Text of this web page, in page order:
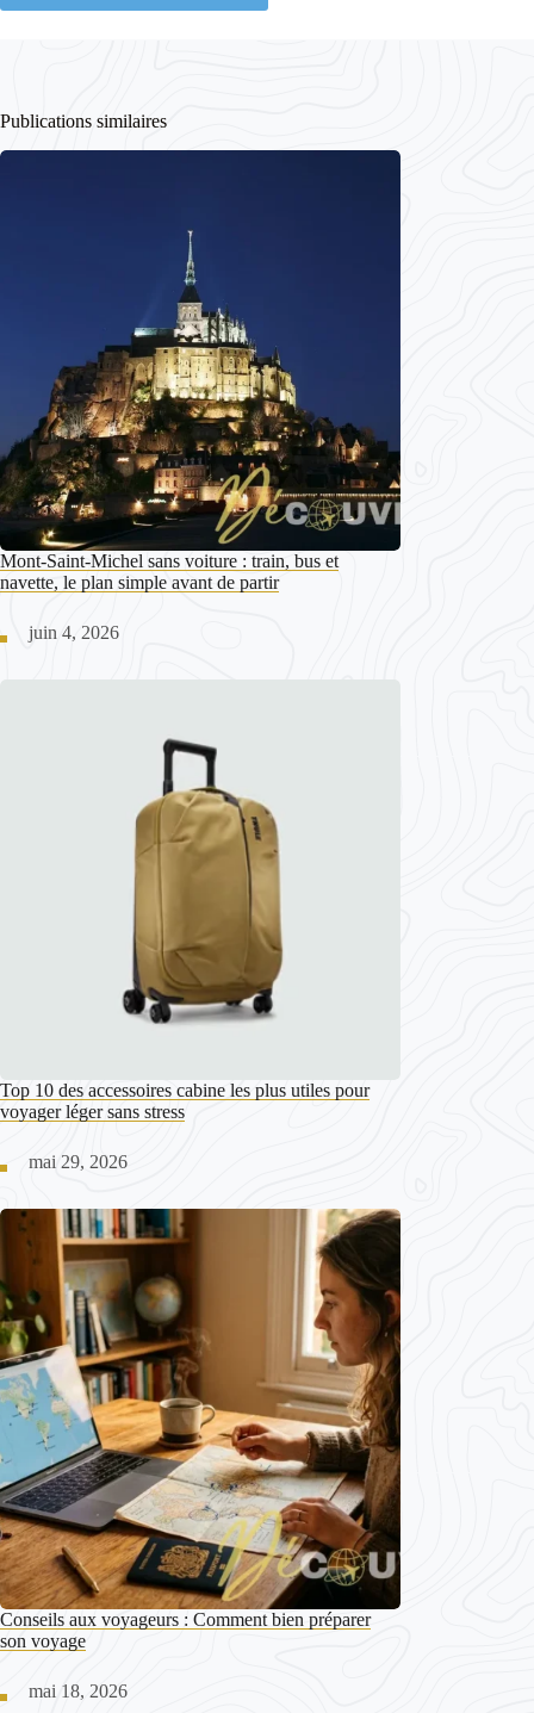
Publications similaires
Mont-Saint-Michel sans voiture : train, bus et
navette, le plan simple avant de partir
juin 4, 2026
Top 10 des accessoires cabine les plus utiles pour
voyager léger sans stress
mai 29, 2026
Conseils aux voyageurs : Comment bien préparer
son voyage
mai 18, 2026